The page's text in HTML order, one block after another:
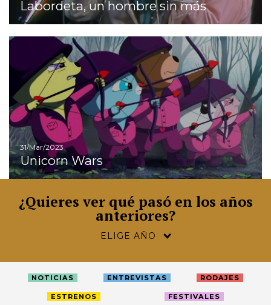
Labordeta, un hombre sin más
31/Mar/2023
Unicorn Wars
¿Quieres ver qué pasó en los años
anteriores?
NOTICIAS ENTREVISTAS RODAJES
ESTRENOS FESTIVALES